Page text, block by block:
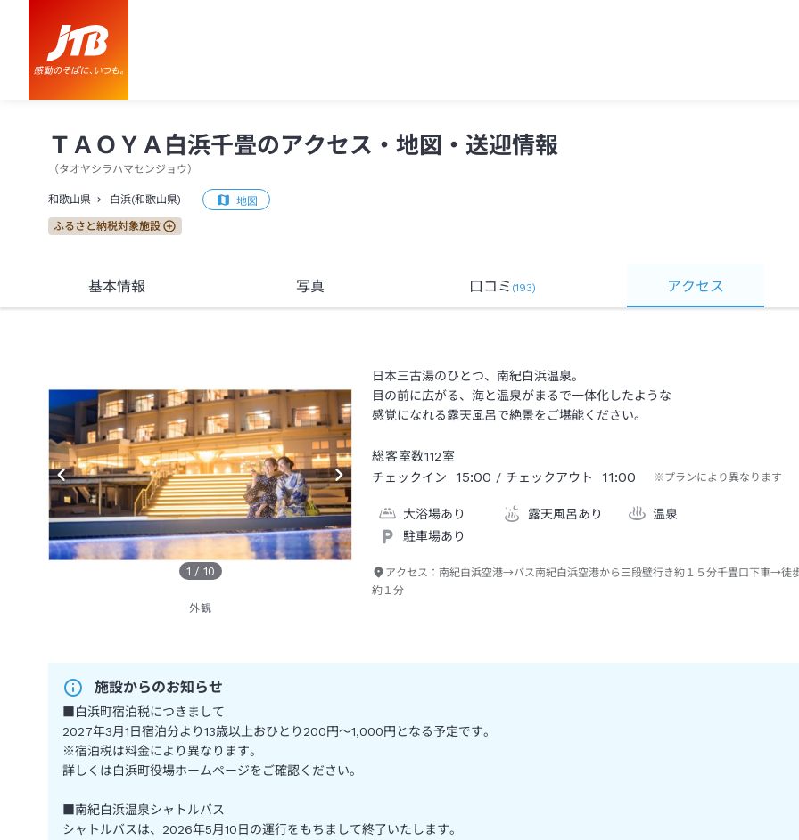
ＴＡＯＹＡ白浜千畳のアクセス・地図・送迎情報
（タオヤシラハマセンジョウ）
和歌山県 白浜(和歌山県) 地図
ふるさと納税対象施設
基本情報 写真 口コミ (193) アクセス
1 / 10
外観
日本三古湯のひとつ、南紀白浜温泉。
目の前に広がる、海と温泉がまるで一体化したような
感覚になれる露天風呂で絶景をご堪能ください。
総客室数112室
チェックイン
15:00 / チェックアウト 11:00 ※プランにより異なります
大浴場あり 露天風呂あり
温泉
駐車場あり
アクセス：南紀白浜空港→バス南紀白浜空港から三段壁行き約１５分千畳口下車→徒
約１分
施設からのお知らせ
■白浜町宿泊税につきまして
2027年3月1日宿泊分より13歳以上おひとり200円～1,000円となる予定です。
※宿泊税は料金により異なります。
詳しくは白浜町役場ホームページをご確認ください。
■南紀白浜温泉シャトルバス
シャトルバスは、2026年5月10日の運行をもちまして終了いたします。